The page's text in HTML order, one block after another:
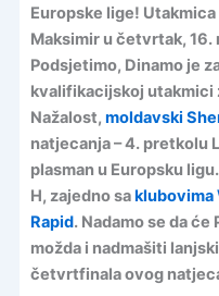
Europske lige!
Maksimir u četvrtak, 16.
Podsjetimo, Dinamo je
kvalifikacijskoj utakmici
Nažalost, moldavski
natjecanja – 4. pretkolu
plasman u Europsku
H, zajedno saklubovima
Rapid. Nadamo se da
možda i nadmašiti
četvrtfinala ovog